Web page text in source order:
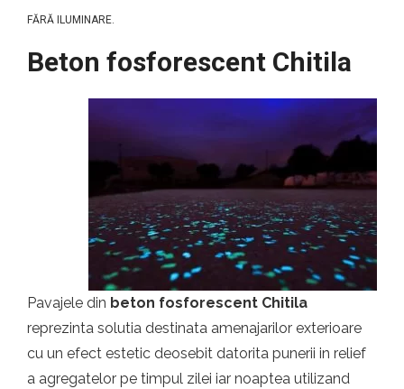
FĂRĂ ILUMINARE.
Beton fosforescent Chitila
Pavajele din beton fosforescent Chitila
reprezinta solutia destinata amenajarilor exterioare
cu un efect estetic deosebit datorita punerii in relief
a agregatelor pe timpul zilei iar noaptea utilizand